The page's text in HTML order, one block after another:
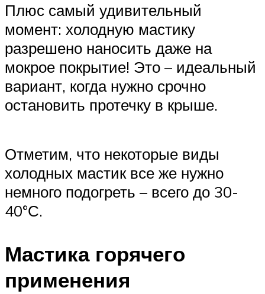
Плюс самый удивительный
момент: холодную мастику
разрешено наносить даже на
мокрое покрытие! Это – идеальный
вариант, когда нужно срочно
остановить протечку в крыше.
Отметим, что некоторые виды
холодных мастик все же нужно
немного подогреть – всего до 30-
40°С.
Мастика горячего
применения